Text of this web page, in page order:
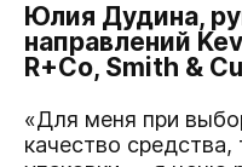
Юлия Дудина,
направлений
R+Co, Smith &
«Для меня при
качество средства,